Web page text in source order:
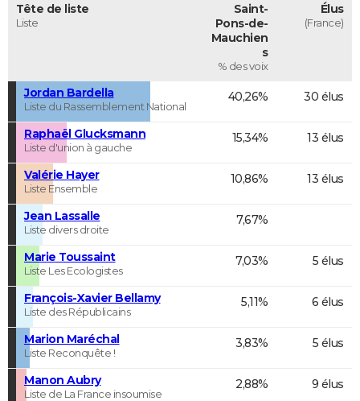
Tête de liste
Liste
Saint-
Pons-de-
Mauchien
s
% des voix
Élus
(France)
Jordan Bardella
Liste du Rassemblement National
40,26% 30 élus
Raphaël Glucksmann
Liste d'union à gauche
15,34% 13 élus
Valérie Hayer
Liste Ensemble
10,86% 13 élus
Jean Lassalle
Liste divers droite
7,67%
Marie Toussaint
Liste Les Ecologistes
7,03% 5 élus
François-Xavier Bellamy
Liste des Républicains
5,11% 6 élus
Marion Maréchal
Liste Reconquête !
3,83% 5 élus
Manon Aubry
Liste de La France insoumise
2,88% 9 élus